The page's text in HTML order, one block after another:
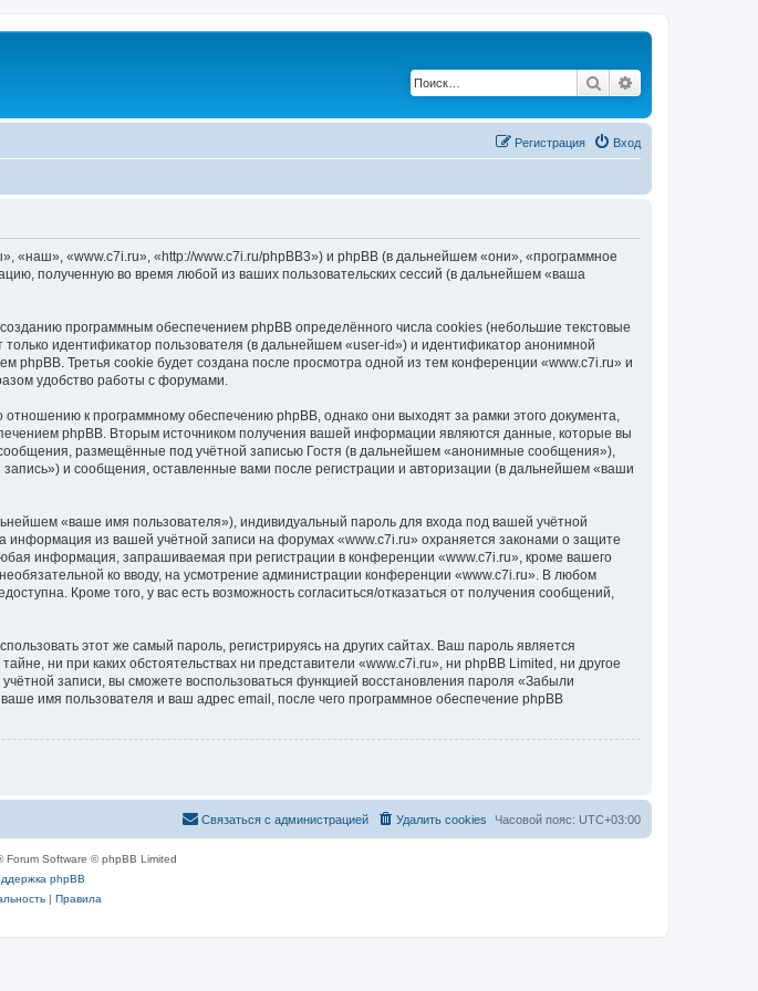
Поиск
Вход
Регистрация
«наш», «www.c7i.ru», «http://www.c7i.ru/phpBB3») и phpBB (в дальнейшем «они», «программное
полученную во время любой из ваших пользовательских сессий (в дальнейшем «ваша
программным обеспечением phpBB определённого числа cookies (небольшие текстовые
идентификатор пользователя (в дальнейшем «user-id») и идентификатор анонимной
Третья cookie будет создана после просмотра одной из тем конференции «www.c7i.ru» и
удобство работы с форумами.
к программному обеспечению phpBB, однако они выходят за рамки этого документа,
phpBB. Вторым источником получения вашей информации являются данные, которые вы
размещённые под учётной записью Гостя (в дальнейшем «анонимные сообщения»),
и сообщения, оставленные вами после регистрации и авторизации (в дальнейшем «ваши
«ваше имя пользователя»), индивидуальный пароль для входа под вашей учётной
из вашей учётной записи на форумах «www.c7i.ru» охраняется законами о защите
информация, запрашиваемая при регистрации в конференции «www.c7i.ru», кроме вашего
ко вводу, на усмотрение администрации конференции «www.c7i.ru». В любом
Кроме того, у вас есть возможность согласиться/отказаться от получения сообщений,
этот же самый пароль, регистрируясь на других сайтах. Ваш пароль является
ни при каких обстоятельствах ни представители «www.c7i.ru», ни phpBB Limited, ни другое
записи, вы сможете воспользоваться функцией восстановления пароля «Забыли
имя пользователя и ваш адрес email, после чего программное обеспечение phpBB
Часовой пояс: UTC+03:00
Удалить cookies
Связаться с администрацией
Forum Software © phpBB Limited
phpBB
| Правила